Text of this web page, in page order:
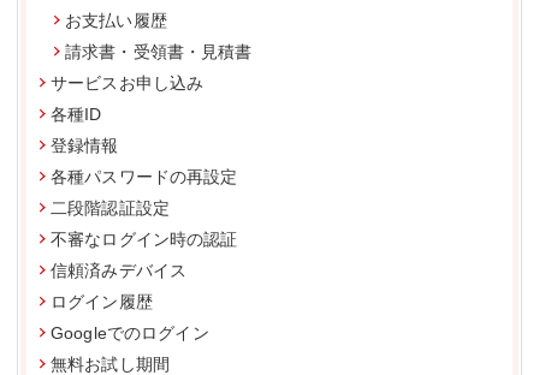
お支払い履歴
請求書・受領書・見積書
サービスお申し込み
各種ID
登録情報
各種パスワードの再設定
二段階認証設定
不審なログイン時の認証
信頼済みデバイス
ログイン履歴
Googleでのログイン
無料お試し期間